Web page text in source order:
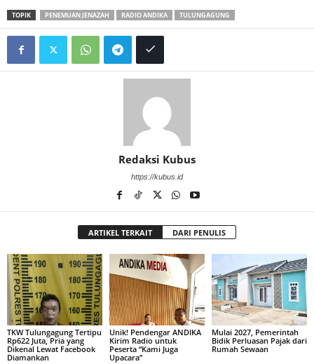
TOPIK PENEMUAN JENAZAH RADIO ANDIKA TULUNGAGUNG
Redaksi Kubus
https://kubus.id
ARTIKEL TERKAIT DARI PENULIS
TKW Tulungagung Tertipu
Rp622 Juta, Pria yang
Dikenal Lewat Facebook
Diamankan
Unik! Pendengar ANDIKA
Kirim Radio untuk
Peserta “Kami Juga
Upacara”
Mulai 2027, Pemerintah
Bidik Perluasan Pajak dari
Rumah Sewaan